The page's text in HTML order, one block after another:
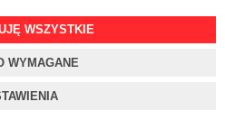
WSZYSTKIE
WYMAGANE
ZastrzeżoneRajsoczewek.pl